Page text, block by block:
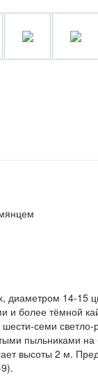
14-15
и более тёмной
шести-семи
пыльниками
высоты 2 м.